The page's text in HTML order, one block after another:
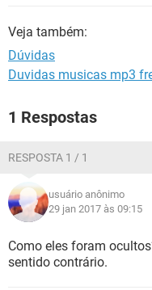
Veja também:
Dúvidas
Duvidas musicas mp3
1 Respostas
RESPOSTA 1 / 1
usuário anônimo
29 jan 2017 às 09:15
Como eles foram
sentido contrário.